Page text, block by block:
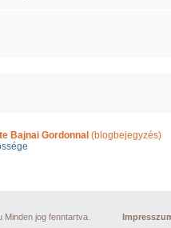
Bajnai Gordonnal (blogbejegyzés)
jog fenntartva.